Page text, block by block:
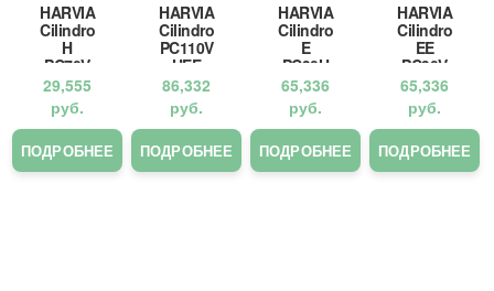
HARVIA
Cilindro
H
PC70V
H
29,555
руб.
ПОДРОБНЕЕ
HARVIA
Cilindro
PC110V
HEE
86,332
руб.
ПОДРОБНЕЕ
HARVIA
Cilindro
E
PC90H
EE
65,336
руб.
ПОДРОБНЕЕ
HARVIA
Cilindro
EE
PC90V
HEE
65,336
руб.
ПОДРОБНЕЕ